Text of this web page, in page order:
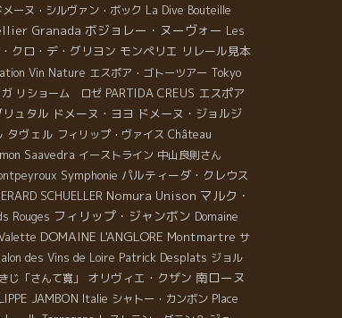
メーヌ・シルヴァン・ボック La Dive Bouteille
Granada ボジョレー・ヌーヴォー Les
クロ・デ・グリヨン モンペリエ リレール見本
Vin Nature エスポア・ゴトーツアー Tokyo
リショーム ロゼ PARTIDA CREUS エスポア
ュタル ドメーヌ・ヨヨ ドメーヌ・ジョルジ
タヴェル フィリップ・ヴァイス Château
Saavedra イーストライン 中山良則さん
Symphonie パルティーダ・クレウス
SCHUELLER Nomura Unison マルク・
Rouges フィリップ・ジャンボン Domaine
DOMAINE L'ANGLORE Montmartre サ
des Vins de Loire Patrick Desplats ジョル
じ「さんて寛」 オリヴィエ・クザン 南ローヌ
JAMBON Italie シャトー・カンボン Place